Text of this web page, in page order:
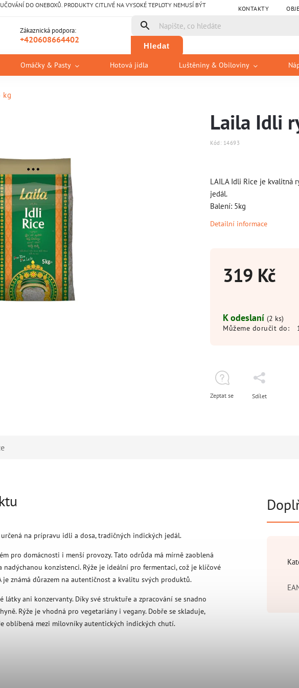
DO ONEBOXŮ. PRODUKTY CITLIVÉ NA VYSOKÉ TEPLOTY NEMUSÍ BÝT
KONTAKTY
Zákaznická podpora:
+420608664402
Hledat
Omáčky & Pasty Hotová jídla Luštěniny & Obiloviny
kg
319 Kč
K odeslaní (2 ks)
Můžeme doručit do:
Laila Idli
Kód: 14693
LAILA Idli Rice je kvalitná
jedál.
Balení: 5kg
Detailní informace
Zeptat se Sdílet
na prípravu idli a dosa, tradičných indických jedál.
pro domácnosti i menší provozy. Tato odrůda má mírně zaoblená
konzistenci. Rýže je ideální pro fermentaci, což je klíčové
známá důrazem na autentičnost a kvalitu svých produktů.
ani konzervanty. Díky své struktuře a zpracování se snadno
Rýže je vhodná pro vegetariány i vegany. Dobře se skladuje,
oblíbená mezi milovníky autentických indických chutí.